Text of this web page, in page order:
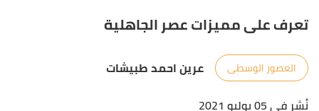
تعرف على مميزات عصر الجاهلية
العصور الوسطى
عرين احمد طبيشات
نُشر في 05 يوليو 2021